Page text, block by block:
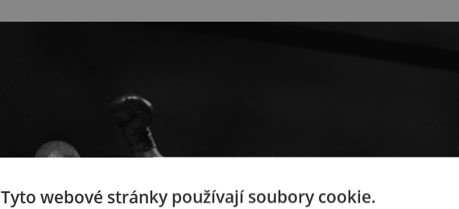
Tyto webové stránky používají soubory cookie.